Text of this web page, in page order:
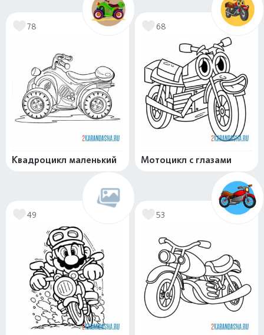
78
Квадроцикл маленький
68
Мотоцикл с глазами
49 53